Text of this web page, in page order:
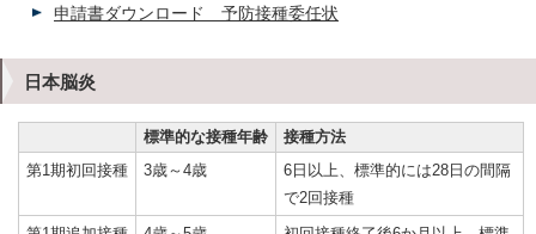
申請書ダウンロード 予防接種委任状
日本脳炎
標準的な接種年齢
接種方法
第1期初回接種
3歳～4歳
6日以上、標準的には28日の間隔
で2回接種